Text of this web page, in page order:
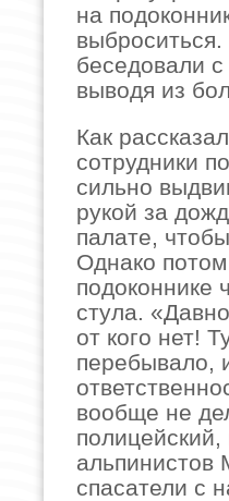
на
беседовали
выводя из
Как
сотрудники
сильно
рукой за
палате,
Однако
подоконнике
стула.
от кого нет!
перебывало,
вообще не
альпинистов
спасатели с